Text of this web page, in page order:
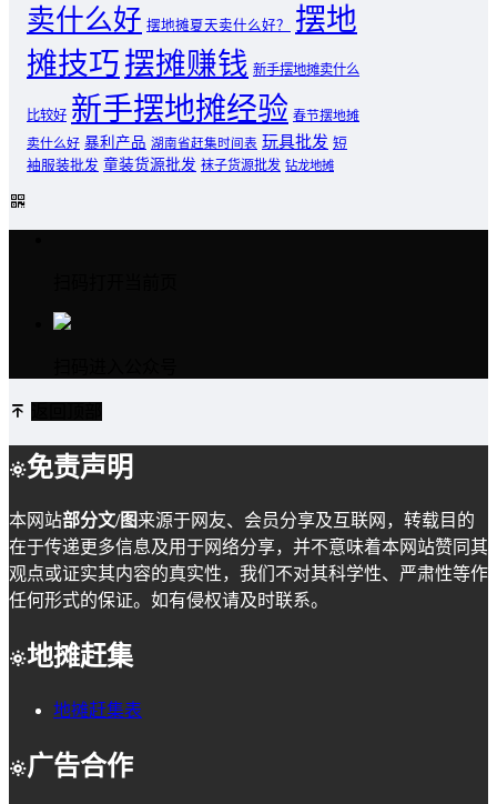
卖什么好 摆地摊夏天卖什么好？
摆地
摊技巧摆摊赚钱 新手摆地摊卖什么
比较好 新手摆地摊经验 春节摆地摊
卖什么好 暴利产品 湖南省赶集时间表 玩具批发 短
袖服装批发 童装货源批发 袜子货源批发 钻龙地摊
免责声明
本网站部分文/图来源于网友、会员分享及互联网，转载目的
在于传递更多信息及用于网络分享，并不意味着本网站赞同其
观点或证实其内容的真实性，我们不对其科学性、严肃性等作
任何形式的保证。如有侵权请及时联系。
地摊赶集
地摊赶集表
广告合作